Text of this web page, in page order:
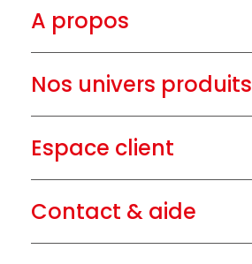
A propos
Nos univers produits
Espace client
Contact & aide